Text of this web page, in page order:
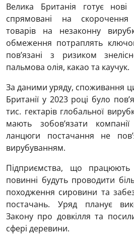
Велика Британія готує нові
спрямовані на
товарів на незаконну
обмеження потраплять
пов’язані з ризиком
пальмова олія, какао та каучук.
За даними уряду, споживання
Британії у 2023 році було
тис. гектарів глобальної
мають зобов’язати
ланцюги постачання не
вирубуванням.
Підприємства, що працюють
повинні будуть проводити
походження сировини та
постачань. Уряд планує
Закону про довкілля та
сфері деревини.